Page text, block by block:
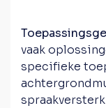
vaak
specifieke